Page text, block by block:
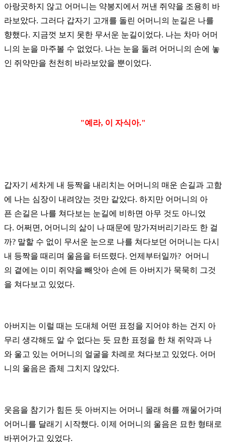
아랑곳하지 않고 어머니는 약봉지에서 꺼낸 쥐약을 조용히 바
라보았다. 그러다 갑자기 고개를 돌린 어머니의 눈길은 나를
향했다. 지금껏 보지 못한 무서운 눈길이었다. 나는 차마 어머
니의 눈을 마주볼 수 없었다. 나는 눈을 돌려 어머니의 손에 놓
인 쥐약만을 천천히 바라보았을 뿐이었다.
"예라, 이 자식아."
갑자기 세차게 내 등짝을 내리치는 어머니의 매운 손길과 고함
에 나는 심장이 내려앉는 것만 같았다. 하지만 어머니의 아
픈 손길은 나를 쳐다보는 눈길에 비하면 아무 것도 아니었
다. 어쩌면, 어머니의 삶이 나 때문에 망가져버리기라도 한 걸
까? 말할 수 없이 무서운 눈으로 나를 쳐다보던 어머니는 다시
내 등짝을 때리며 울음을 터뜨렸다. 언제부터일까? 어머니
의 곁에는 이미 쥐약을 빼 앗아 손에 든 아버지가 묵묵히 그것
을 쳐다보고 있었다.
아버지는 이럴 때는 도대체 어떤 표정을 지어야 하는 건지 아
무리 생각해도 알 수 없다는 듯 묘한 표정을 한 채 쥐약과 나
와 울고 있는 어머니의 얼굴을 차례로 쳐다보고 있었다. 어머
니의 울음은 좀체 그치지 않았다.
웃음을 참기가 힘든 듯 아버지는 어머니 몰래 혀를 깨물어가며
어머니를 달래기 시작했다. 이제 어머니의 울음은 묘한 형태로
바뀌어가고 있었다.